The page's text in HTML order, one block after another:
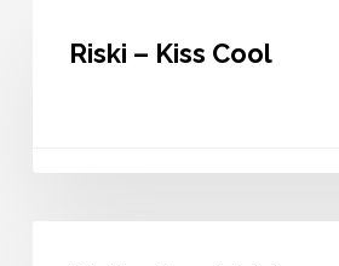
Riski – Kiss Cool